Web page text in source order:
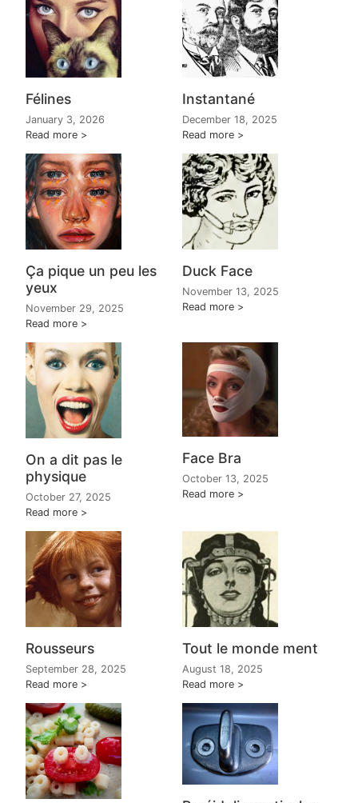
Félines
January 3, 2026
Read more
Instantané
December 18, 2025
Read more
Ça pique un peu les
yeux
November 29, 2025
Read more
Duck Face
November 13, 2025
Read more
On a dit pas le
physique
October 27, 2025
Read more
Face Bra
October 13, 2025
Read more
Rousseurs
September 28, 2025
Read more
Tout le monde ment
August 18, 2025
Read more